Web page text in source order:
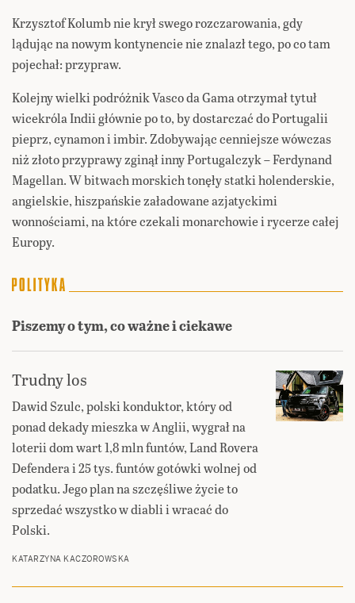
Krzysztof Kolumb nie krył swego rozczarowania, gdy
lądując na nowym kontynencie nie znalazł tego, po co tam
pojechał: przypraw.
Kolejny wielki podróżnik Vasco da Gama otrzymał tytuł
wicekróla Indii głównie po to, by dostarczać do Portugalii
pieprz, cynamon i imbir. Zdobywając cenniejsze wówczas
niż złoto przyprawy zginął inny Portugalczyk – Ferdynand
Magellan. W bitwach morskich tonęły statki holenderskie,
angielskie, hiszpańskie załadowane azjatyckimi
wonnościami, na które czekali monarchowie i rycerze całej
Europy.
Piszemy o tym, co ważne i ciekawe
Trudny los
Dawid Szulc, polski konduktor, który od
ponad dekady mieszka w Anglii, wygrał na
loterii dom wart 1,8 mln funtów, Land Rovera
Defendera i 25 tys. funtów gotówki wolnej od
podatku. Jego plan na szczęśliwe życie to
sprzedać wszystko w diabli i wracać do
Polski.
KATARZYNA KACZOROWSKA